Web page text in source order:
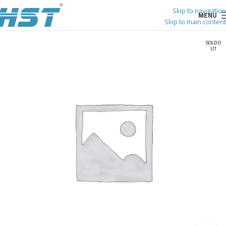
Skip to navigation
Skip to main content
MENU
SOLD O
UT